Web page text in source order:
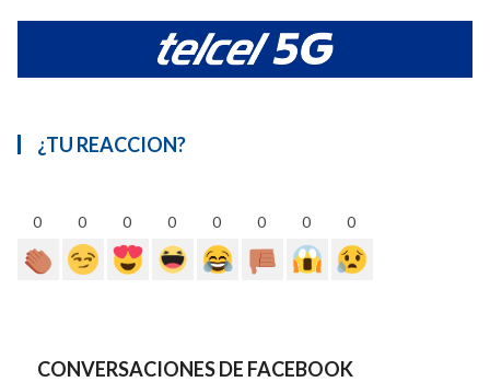
¿TU REACCION?
0 0 0 0 0 0 0 0
CONVERSACIONES DE FACEBOOK